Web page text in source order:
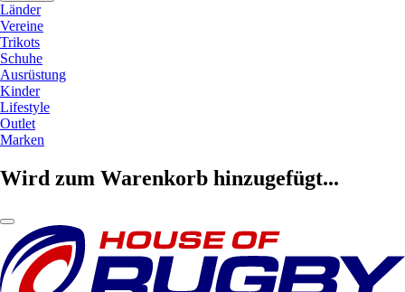
Länder
Vereine
Trikots
Schuhe
Ausrüstung
Kinder
Lifestyle
Outlet
Marken
Wird zum Warenkorb hinzugefügt...